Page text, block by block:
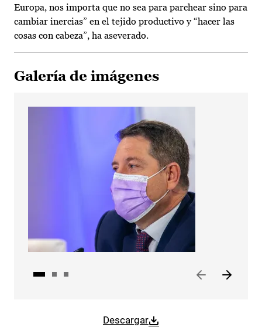
Europa, nos importa que no sea para parchear sino para
cambiar inercias” en el tejido productivo y “hacer las
cosas con cabeza”, ha aseverado.
Galería de imágenes
Descargar